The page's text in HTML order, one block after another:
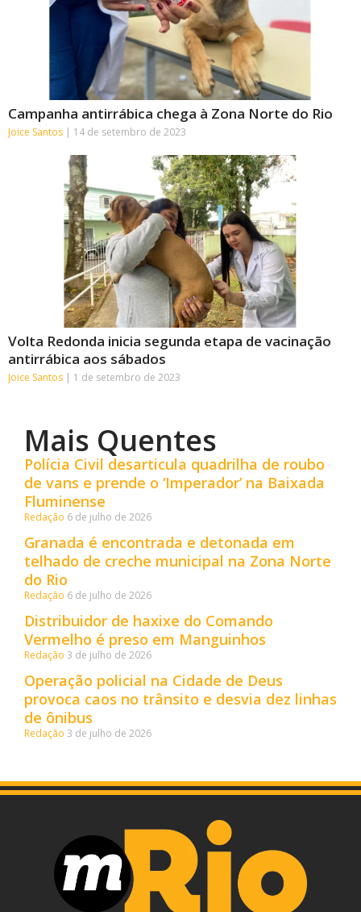
Campanha antirrábica chega à Zona Norte do Rio
Joice Santos 14 de setembro de 2023
Volta Redonda inicia segunda etapa de vacinação
antirrábica aos sábados
Joice Santos 1 de setembro de 2023
Mais Quentes
Polícia Civil desarticula quadrilha de roubo
de vans e prende o ‘Imperador’ na Baixada
Fluminense
Redação 6 de julho de 2026
Granada é encontrada e detonada em
telhado de creche municipal na Zona Norte
do Rio
Redação 6 de julho de 2026
Distribuidor de haxixe do Comando
Vermelho é preso em Manguinhos
Redação 3 de julho de 2026
Operação policial na Cidade de Deus
provoca caos no trânsito e desvia dez linhas
de ônibus
Redação 3 de julho de 2026